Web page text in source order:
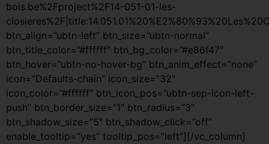
bois.be%2Fproject%2F14-051-01-les-
btn_align=”ubtn-left” btn_size=”ubtn-normal”
btn_title_color=”#ffffff” btn_bg_color=”#e86f47″
btn_hover=”ubtn-no-hover-bg” btn_anim_effect=”none”
icon=”Defaults-chain” icon_size=”32″
icon_color=”#ffffff” btn_icon_pos=”ubtn-sep-icon-left-
push” btn_border_size=”1″ btn_radius=”3″
btn_shadow_size=”5″ btn_shadow_click=”off”
enable_tooltip=”yes” tooltip_pos=”left”][/vc_column]